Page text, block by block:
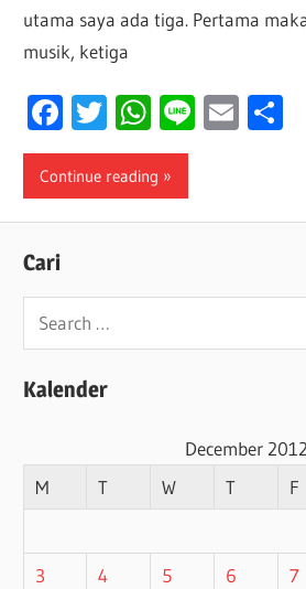
utama saya ada tiga. Pertama
musik, ketiga
Facebook
Twitter
WhatsApp
LineEmail
Continue reading
Cari
Search
for:
Kalender
December 2012
M
T W T F
3
4 5 6 7